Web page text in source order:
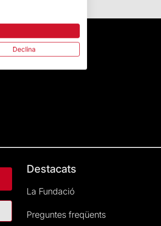
Destacats
La Fundació
Preguntes freqüents
Declina